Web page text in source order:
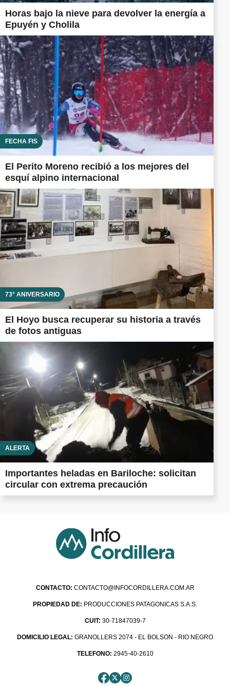
Horas bajo la nieve para devolver la energía a
Epuyén y Cholila
FECHA FIS
El Perito Moreno recibió a los mejores del
esquí alpino internacional
73° ANIVERSARIO
El Hoyo busca recuperar su historia a través
de fotos antiguas
ALERTA
Importantes heladas en Bariloche: solicitan
circular con extrema precaución
CONTACTO: CONTACTO@INFOCORDILLERA.COM.AR
PROPIEDAD DE: PRODUCCIONES PATAGONICAS S.A.S.
CUIT: 30-71847039-7
DOMICILIO LEGAL: GRANOLLERS 2074 - EL BOLSON - RIO NEGRO
TELEFONO: 2945-40-2610